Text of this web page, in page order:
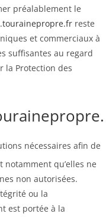
préalablement le
reste
et commerciaux à
suffisantes au regard
la Protection des
nécessaires afin de
qu’elles ne
non autorisées.
ou la
est portée à la